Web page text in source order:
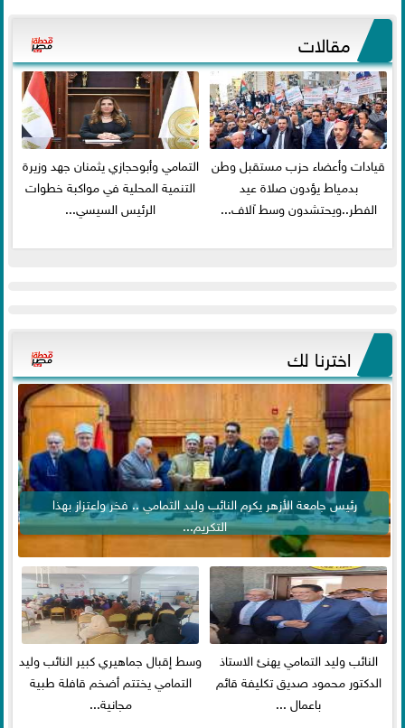
مقالات
قيادات وأعضاء حزب مستقبل وطن
بدمياط يؤدون صلاة عيد
الفطر..ويحتشدون وسط آلاف...
التمامي وأبوحجازي يثمنان جهد وزيرة
التنمية المحلية في مواكبة خطوات
الرئيس السيسي...
اخترنا لك
رئيس جامعة الأزهر يكرم النائب وليد التمامي .. فخر واعتزاز بهذا
التكريم...
النائب وليد التمامي يهنئ الاستاذ
الدكتور محمود صديق تكليفة قائم
باعمال ...
وسط إقبال جماهيري كبير النائب وليد
التمامي يختتم أضخم قافلة طبية
مجانية...